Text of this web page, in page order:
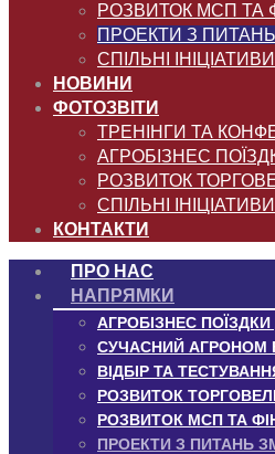
РОЗВИТОК МСП ТА
ПРОЕКТИ З ПИТАНЬ
СПІЛЬНІ
НОВИНИ
ФОТОЗВІТИ
ТРЕНІНГИ ТА
АГРОБІЗНЕС
РОЗВИТОК
СПІЛЬНІ
КОНТАКТИ
ПРО НАС
НАПРЯМКИ
АГРОБІЗНЕС
СУЧАСНИЙ АГРОНОМ
ВІДБІР ТА
РОЗВИТОК
РОЗВИТОК МСП ТА
ПРОЕКТИ З ПИТАНЬ